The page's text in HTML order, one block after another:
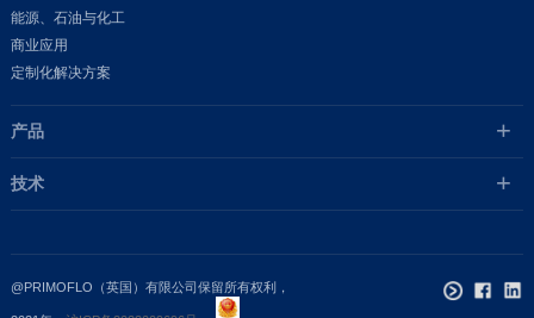
能源、石油与化工
商业应用
定制化解决方案
产品
技术
@PRIMOFLO（英国）有限公司保留所有权利，